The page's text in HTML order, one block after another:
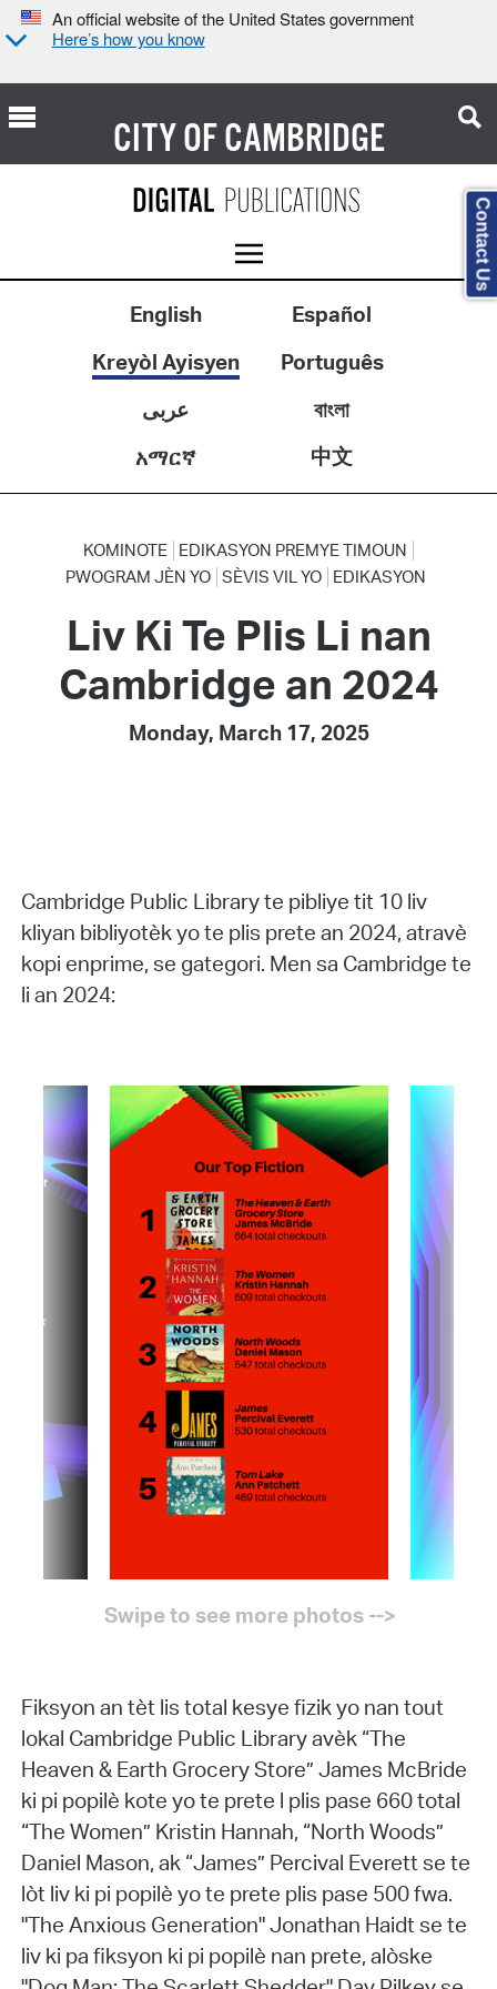
An official website of the United States government
Here’s how you know
CITY OFCAMBRIDGE
English
Español
Kreyòl Ayisyen
Português
عربى
বাংলা
አማርኛ
中文
KOMINOTE EDIKASYON PREMYE TIMOUN
PWOGRAM JÈN YO SÈVIS VIL YO EDIKASYON
Liv Ki Te Plis Li nan
Cambridge an 2024
Monday, March 17, 2025
Cambridge Public Library te pibliye tit 10 liv
kliyan bibliyotèk yo te plis prete an 2024, atravè
kopi enprime, se gategori. Men sa Cambridge te
li an 2024:
Fiksyon an tèt lis total kesye fizik yo nan tout
lokal Cambridge Public Library avèk “The
Heaven & Earth Grocery Store” James McBride
ki pi popilè kote yo te prete l plis pase 660 total
“The Women” Kristin Hannah, “North Woods”
Daniel Mason, ak “James” Percival Everett se te
lòt liv ki pi popilè yo te prete plis pase 500 fwa.
"The Anxious Generation" Jonathan Haidt se te
liv ki pa fiksyon ki pi popilè nan prete, alòske
Contact Us